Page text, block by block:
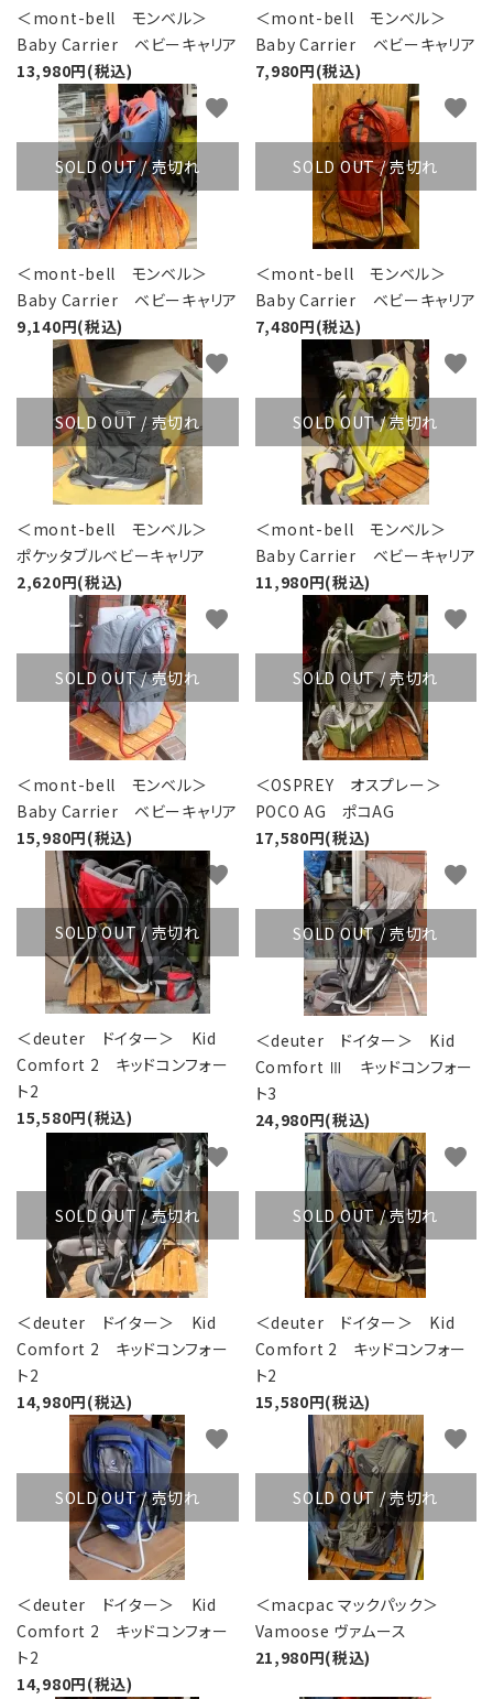
＜mont-bell モンベル＞
Baby Carrier ベビーキャリア
13,980円(税込)
＜mont-bell モンベル＞
Baby Carrier ベビーキャリア
7,980円(税込)
SOLD OUT / 売切れ
＜mont-bell モンベル＞
Baby Carrier ベビーキャリア
9,140円(税込)
favorite
SOLD OUT / 売切れ
＜mont-bell モンベル＞
Baby Carrier ベビーキャリア
7,480円(税込)
favorite
SOLD OUT / 売切れ
＜mont-bell モンベル＞
ポケッタブルベビーキャリア
2,620円(税込)
favorite
SOLD OUT / 売切れ
＜mont-bell モンベル＞
Baby Carrier ベビーキャリア
11,980円(税込)
favorite
SOLD OUT / 売切れ
＜mont-bell モンベル＞
Baby Carrier ベビーキャリア
15,980円(税込)
favorite
SOLD OUT / 売切れ
＜OSPREY オスプレー＞
POCO AG ポコAG
17,580円(税込)
favorite
SOLD OUT / 売切れ
＜deuter ドイター＞ Kid
Comfort 2 キッドコンフォー
ト2
15,580円(税込)
favorite
SOLD OUT / 売切れ
＜deuter ドイター＞ Kid
Comfort Ⅲ キッドコンフォー
ト3
24,980円(税込)
favorite
SOLD OUT / 売切れ
＜deuter ドイター＞ Kid
Comfort 2 キッドコンフォー
ト2
14,980円(税込)
favorite
SOLD OUT / 売切れ
＜deuter ドイター＞ Kid
Comfort 2 キッドコンフォー
ト2
15,580円(税込)
favorite
SOLD OUT / 売切れ
＜deuter ドイター＞ Kid
Comfort 2 キッドコンフォー
ト2
14,980円(税込)
favorite
SOLD OUT / 売切れ
＜macpac マックパック＞
Vamoose ヴァムース
21,980円(税込)
favorite